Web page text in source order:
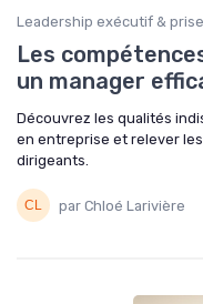
Leadership exécutif &
Les
un manager
Découvrez les qualités
en entreprise et relever
dirigeants.
par Chloé Larivière